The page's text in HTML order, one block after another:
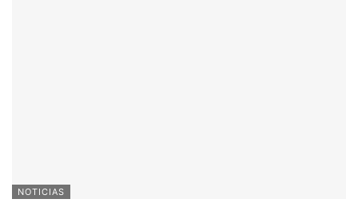
NOTICIAS